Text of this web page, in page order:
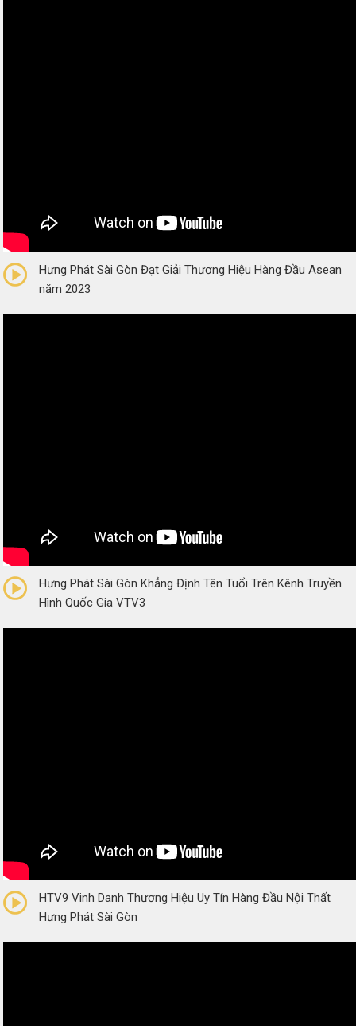
(0 Reviews)
Hưng Phát Sài Gòn Đạt Giải Thương Hiệu Hàng Đầu Asean
năm 2023
(0 Reviews)
Hưng Phát Sài Gòn Khẳng Định Tên Tuổi Trên Kênh Truyền
Hình Quốc Gia VTV3
(0 Reviews)
HTV9 Vinh Danh Thương Hiệu Uy Tín Hàng Đầu Nội Thất
Hưng Phát Sài Gòn